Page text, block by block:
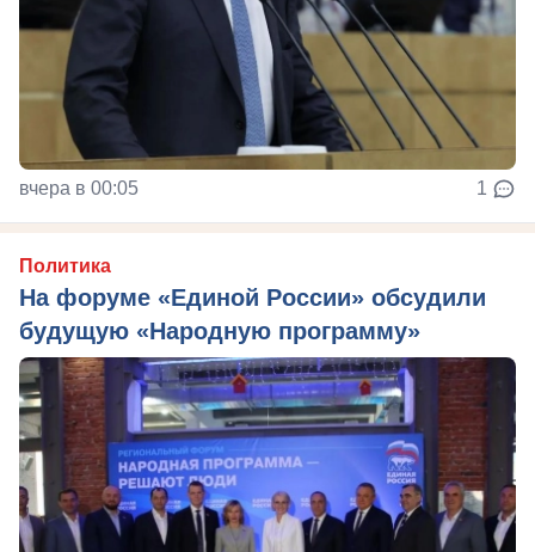
вчера в 00:05 1
Политика
На форуме «Единой России» обсудили
будущую «Народную программу»